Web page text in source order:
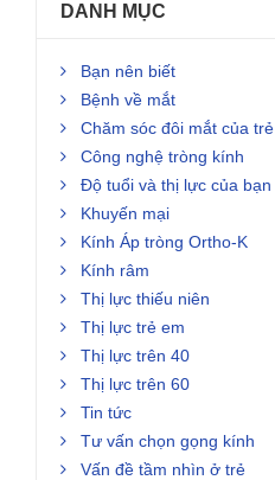
DANH MỤC
Bạn nên biết
Bệnh về mắt
Chăm sóc đôi mắt của trẻ
Công nghệ tròng kính
Độ tuổi và thị lực của bạn
Khuyến mại
Kính Áp tròng Ortho-K
Kính râm
Thị lực thiếu niên
Thị lực trẻ em
Thị lực trên 40
Thị lực trên 60
Tin tức
Tư vấn chọn gọng kính
Vấn đề tầm nhìn ở trẻ